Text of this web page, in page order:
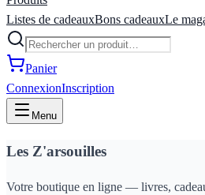
Listes de cadeauxBons cadeauxLe
Panier
ConnexionInscription
Menu
Les Z'arsouilles
Votre boutique en ligne — livres,